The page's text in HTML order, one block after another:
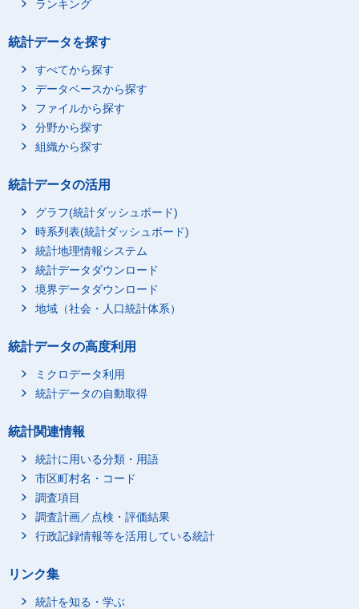
ランキング
統計データを探す
すべてから探す
データベースから探す
ファイルから探す
分野から探す
組織から探す
統計データの活用
グラフ(統計ダッシュボード)
時系列表(統計ダッシュボード)
統計地理情報システム
統計データダウンロード
境界データダウンロード
地域（社会・人口統計体系）
統計データの高度利用
ミクロデータ利用
統計データの自動取得
統計関連情報
統計に用いる分類・用語
市区町村名・コード
調査項目
調査計画／点検・評価結果
行政記録情報等を活用している統計
リンク集
統計を知る・学ぶ